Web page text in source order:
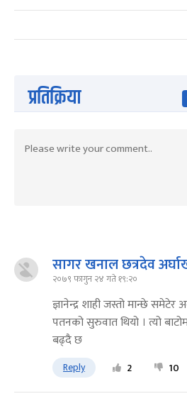
प्रतिक्रिया
सागर खनाल छत्रदेव
२०७९ फागुन २४ गते १९:२०
ज्ञानेन्द्र शाही जस्तो मान्छे समेटेर
पतनको सुरुवात थियो । त्यो
बढ्दै छ
Reply 2 10